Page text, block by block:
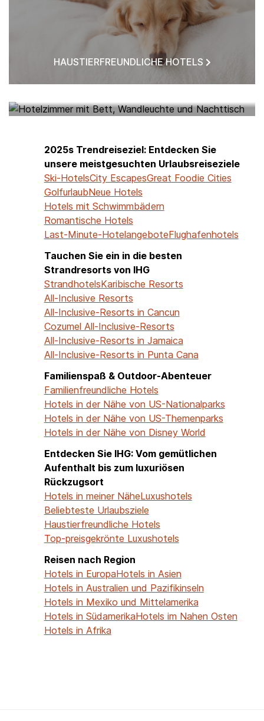
HAUSTIERFREUNDLICHE HOTELS
2025s Trendreiseziel: Entdecken Sie
unsere meistgesuchten Urlaubsreiseziele
Ski-HotelsCity EscapesGreat Foodie Cities
GolfurlaubNeue Hotels
Hotels mit Schwimmbädern
Romantische Hotels
Last-Minute-HotelangeboteFlughafenhotels
Tauchen Sie ein in die besten
Strandresorts von IHG
StrandhotelsKaribische Resorts
All-Inclusive Resorts
All-Inclusive-Resorts in Cancun
Cozumel All-Inclusive-Resorts
All-Inclusive-Resorts in Jamaica
All-Inclusive-Resorts in Punta Cana
Familienspaß & Outdoor-Abenteuer
Familienfreundliche Hotels
Hotels in der Nähe von US-Nationalparks
Hotels in der Nähe von US-Themenparks
Hotels in der Nähe von Disney World
Entdecken Sie IHG: Vom gemütlichen
Aufenthalt bis zum luxuriösen
Rückzugsort
Hotels in meiner NäheLuxushotels
Beliebteste Urlaubsziele
Haustierfreundliche Hotels
Top-preisgekrönte Luxushotels
Reisen nach Region
Hotels in EuropaHotels in Asien
Hotels in Australien und Pazifikinseln
Hotels in Mexiko und Mittelamerika
Hotels in SüdamerikaHotels im Nahen Osten
Hotels in Afrika